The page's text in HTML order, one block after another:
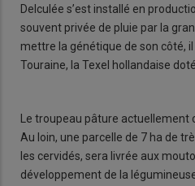
Delculée s’est installé en
souvent privée de pluie par la
mettre la génétique de son côté,
Touraine, la Texel hollandaise
Le troupeau pâture actuellement
Au loin, une parcelle de 7 ha de
les cervidés, sera livrée aux
développement de la